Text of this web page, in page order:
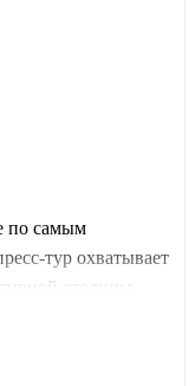
по самым
тур охватывает
столицы